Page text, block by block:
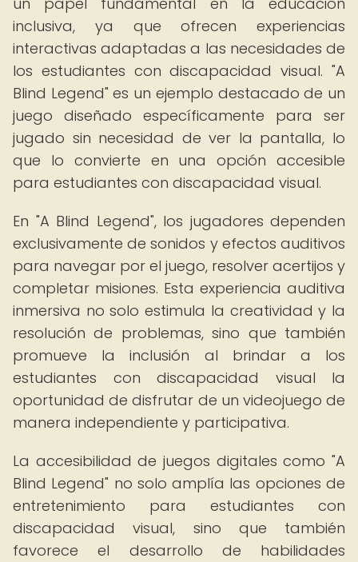
inclusiva, ya que ofrecen experiencias
interactivas adaptadas a las necesidades de
los estudiantes con discapacidad visual. "A
Blind Legend" es un ejemplo destacado de un
juego diseñado específicamente para ser
jugado sin necesidad de ver la pantalla, lo
que lo convierte en una opción accesible
para estudiantes con discapacidad visual.
En "A Blind Legend", los jugadores dependen
exclusivamente de sonidos y efectos auditivos
para navegar por el juego, resolver acertijos y
completar misiones. Esta experiencia auditiva
inmersiva no solo estimula la creatividad y la
resolución de problemas, sino que también
promueve la inclusión al brindar a los
estudiantes con discapacidad visual la
oportunidad de disfrutar de un videojuego de
manera independiente y participativa.
La accesibilidad de juegos digitales como "A
Blind Legend" no solo amplía las opciones de
entretenimiento para estudiantes con
discapacidad visual, sino que también
favorece el desarrollo de habilidades